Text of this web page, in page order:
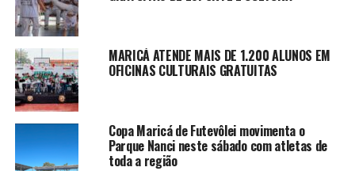
MARICÁ ATENDE MAIS DE 1.200 ALUNOS EM
OFICINAS CULTURAIS GRATUITAS
Copa Maricá de Futevôlei movimenta o
Parque Nanci neste sábado com atletas de
toda a região